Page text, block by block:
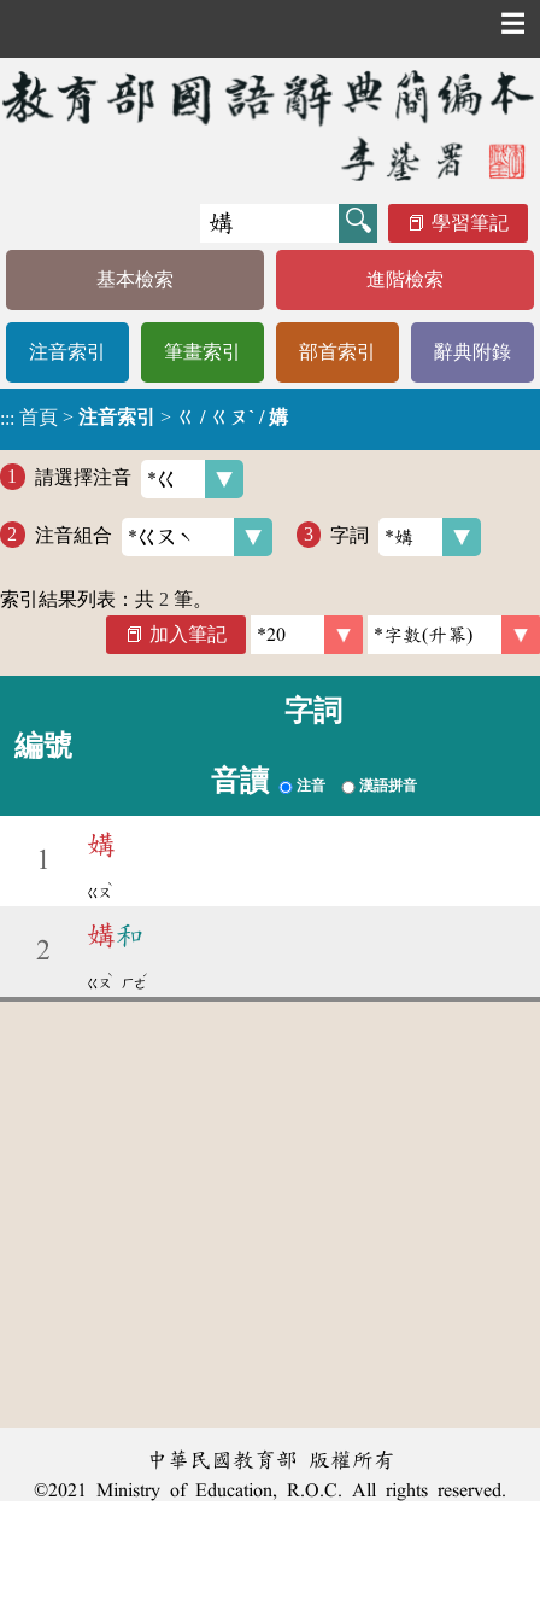
☰
學習筆記
基本檢索 進階檢索
注音索引 筆畫索引 部首索引 辭典附錄
::: 首頁 > 注音索引 > ㄍ / ㄍㄡˋ / 媾
請選擇注音
注音組合 字詞
索引結果列表：共 2 筆。
加入筆記
編號
字詞
音讀 注音 漢語拼音
1
媾
ㄍㄡ
ˋ
2
媾和
ㄍㄡ
ˋ
ㄏㄜ
ˊ
中華民國教育部 版權所有
©2021 Ministry of Education, R.O.C. All rights reserved.